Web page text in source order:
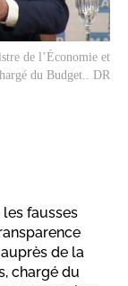
de l’Économie et
du Budget.. DR
fausses
de la
chargé du